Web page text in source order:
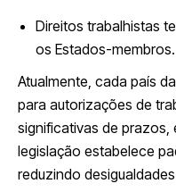
Direitos trabalhistas
os Estados-membros.
Atualmente, cada país
para autorizações de
significativas de prazos,
legislação estabelece
reduzindo